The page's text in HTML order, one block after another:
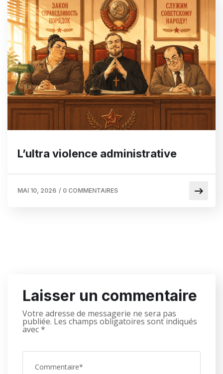
L’ultra violence administrative
MAI 10, 2026 / 0 COMMENTAIRES
Laisser un commentaire
Votre adresse de messagerie ne sera pas
publiée. Les champs obligatoires sont indiqués
avec*